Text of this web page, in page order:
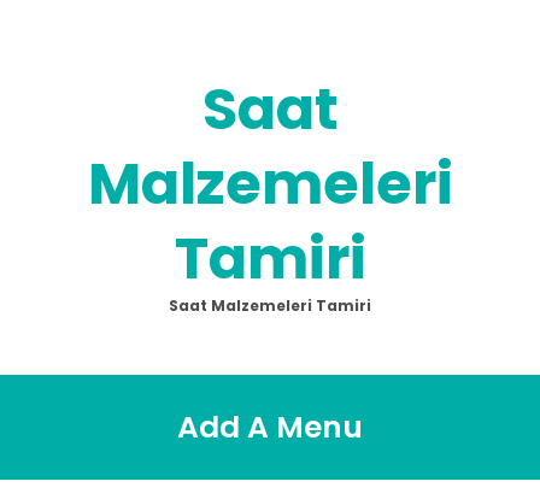
Saat
Malzemeleri
Tamiri
Saat Malzemeleri Tamiri
Add A Menu